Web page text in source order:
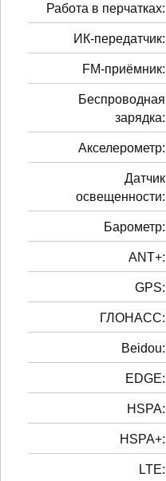
Работа в перчатках:
ИК-передатчик:
FM-приёмник:
Беспроводная
зарядка:
Акселерометр:
Датчик
освещенности:
Барометр:
ANT+:
GPS:
ГЛОНАСС:
Beidou:
EDGE:
HSPA:
HSPA+:
LTE: